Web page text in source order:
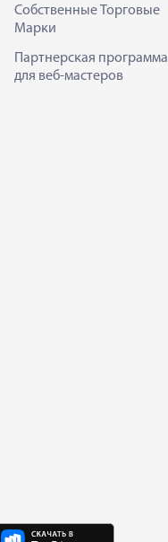
Собственные Торговые
Марки
Партнерская программа
для веб-мастеров